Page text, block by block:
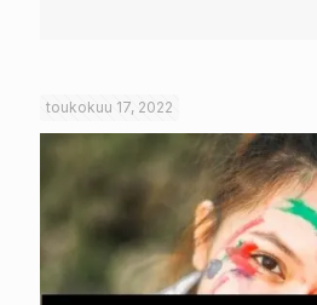
toukokuu 17, 2022